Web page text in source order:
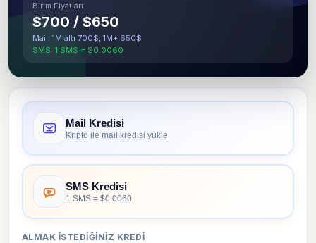
Birim Fiyatları
$700 / $650
Mail: 1M altı 700$, 1M+ 650$
SMS: 1 SMS = $0.0060
Mail Kredisi
Kripto ile mail kredisi yükle
SMS Kredisi
1 SMS = $0.0060
ALMAK İSTEDIĞINIZ KREDI